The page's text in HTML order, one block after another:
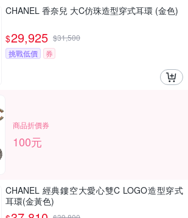
CHANEL 香奈兒 大C仿珠造型穿式耳環 (金色)
$29,925 $31,500
挑戰低價
券
商品折價券
100元
CHANEL 經典鏤空大愛心雙C LOGO造型穿式
耳環(金黃色)